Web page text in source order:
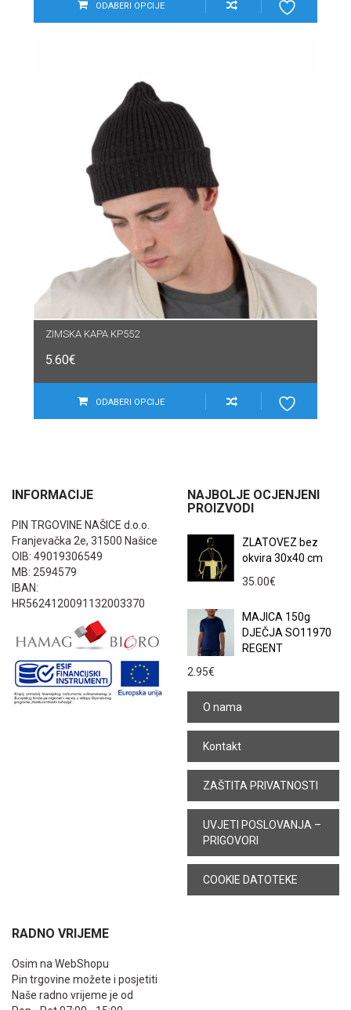
ODABERI OPCIJE
ZIMSKA KAPA KP552
5.60€
ODABERI OPCIJE
INFORMACIJE
PIN TRGOVINE NAŠICE d.o.o.
Franjevačka 2e, 31500 Našice
OIB: 49019306549
MB: 2594579
IBAN:
HR5624120091132003370
NAJBOLJE OCJENJENI
PROIZVODI
ZLATOVEZ bez
okvira 30x40 cm
35.00€
MAJICA 150g
DJEČJA SO11970
REGENT
2.95€
O nama
Kontakt
ZAŠTITA PRIVATNOSTI
UVJETI POSLOVANJA –
PRIGOVORI
COOKIE DATOTEKE
RADNO VRIJEME
Osim na WebShopu
Pin trgovine možete i posjetiti
Naše radno vrijeme je od